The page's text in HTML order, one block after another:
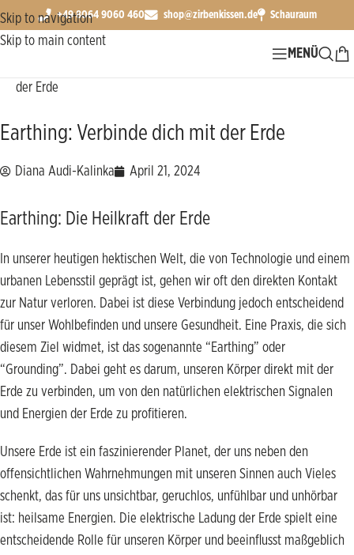
Skip to navigation
Skip to main content
+49 8064 9060 460 shop@zirbenkissen.de Schauraum
MENÜ
der Erde
Earthing: Verbinde dich mit der Erde
Diana Audi-Kalinka April 21, 2024
Earthing: Die Heilkraft der Erde
In unserer heutigen hektischen Welt, die von Technologie und einem
urbanen Lebensstil geprägt ist, gehen wir oft den direkten Kontakt
zur Natur verloren. Dabei ist diese Verbindung jedoch entscheidend
für unser Wohlbefinden und unsere Gesundheit. Eine Praxis, die sich
diesem Ziel widmet, ist das sogenannte “Earthing” oder
“Grounding”. Dabei geht es darum, unseren Körper direkt mit der
Erde zu verbinden, um von den natürlichen elektrischen Signalen
und Energien der Erde zu profitieren.
Unsere Erde ist ein faszinierender Planet, der uns neben den
offensichtlichen Wahrnehmungen mit unseren Sinnen auch Vieles
schenkt, das für uns unsichtbar, geruchlos, unfühlbar und unhörbar
ist: heilsame Energien. Die elektrische Ladung der Erde spielt eine
entscheidende Rolle für unseren Körper und beeinflusst maßgeblich